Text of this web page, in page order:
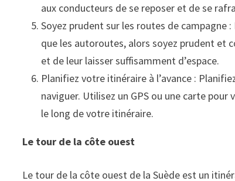
aux conducteurs de se reposer et de se
Soyez prudent sur les routes de campagne
que les autoroutes, alors soyez prudent et
et de leur laisser suffisamment d’espace.
Planifiez votre itinéraire à l’avance :
naviguer. Utilisez un GPS ou une carte
le long de votre itinéraire.
Le tour de la côte ouest
Le tour de la côte ouest de la Suède est un